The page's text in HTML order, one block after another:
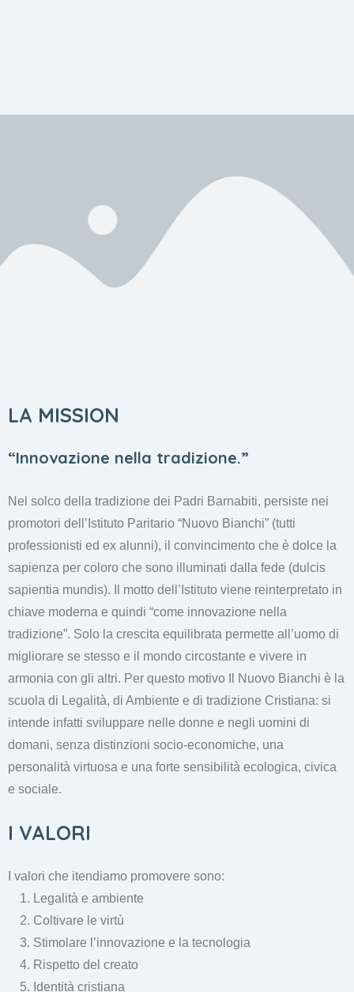
LA MISSION
“Innovazione nella tradizione.”
Nel solco della tradizione dei Padri Barnabiti, persiste nei
promotori dell’Istituto Paritario “Nuovo Bianchi” (tutti
professionisti ed ex alunni), il convincimento che è dolce la
sapienza per coloro che sono illuminati dalla fede (dulcis
sapientia mundis). Il motto dell’Istituto viene reinterpretato in
chiave moderna e quindi “come innovazione nella
tradizione”. Solo la crescita equilibrata permette all’uomo di
migliorare se stesso e il mondo circostante e vivere in
armonia con gli altri. Per questo motivo Il Nuovo Bianchi è la
scuola di Legalità, di Ambiente e di tradizione Cristiana: si
intende infatti sviluppare nelle donne e negli uomini di
domani, senza distinzioni socio-economiche, una
personalità virtuosa e una forte sensibilità ecologica, civica
e sociale.
I VALORI
I valori che itendiamo promovere sono:
Legalità e ambiente
Coltivare le virtù
Stimolare l’innovazione e la tecnologia
Rispetto del creato
Identità cristiana